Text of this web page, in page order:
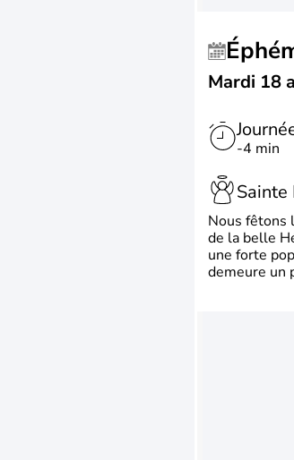
Mardi 18
-4 min
Sainte
Nous fêtons
de la belle
une forte
demeure un